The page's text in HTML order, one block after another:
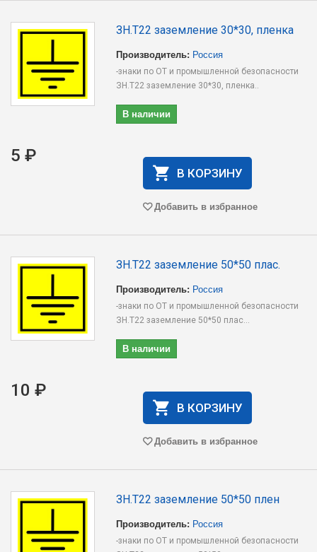
ЗН.T22 заземление 30*30, пленка
Производитель: Россия
-знаки по ОТ и промышленной безопасности
ЗН.T22 заземление 30*30, пленка..
В наличии
5 ₽
В КОРЗИНУ
Добавить в избранное
ЗН.T22 заземление 50*50 плас.
Производитель: Россия
-знаки по ОТ и промышленной безопасности
ЗН.T22 заземление 50*50 плас...
В наличии
10 ₽
В КОРЗИНУ
Добавить в избранное
ЗН.T22 заземление 50*50 плен
Производитель: Россия
-знаки по ОТ и промышленной безопасности